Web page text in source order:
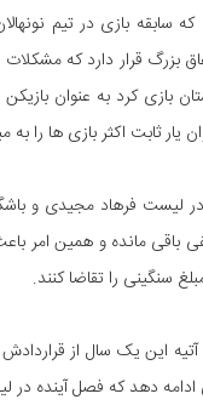
سابقه بازی در تیم
بازی کرد به عنوان
ثابت اکثر بازی ها را به
لیست فرهاد مجیدی و
باقی مانده و همین امر
سنگینی را تقاضا کنند.
این یک سال از
دهد که فصل آینده در